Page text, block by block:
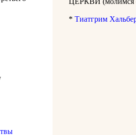
* Тиатгрим